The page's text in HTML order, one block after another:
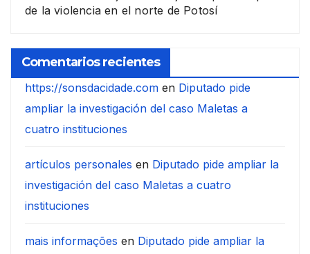
de la violencia en el norte de Potosí
Comentarios recientes
https://sonsdacidade.com en Diputado pide
ampliar la investigación del caso Maletas a
cuatro instituciones
artículos personales en Diputado pide ampliar la
investigación del caso Maletas a cuatro
instituciones
mais informações en Diputado pide ampliar la